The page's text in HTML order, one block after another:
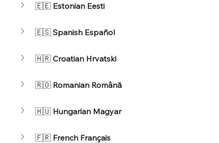
🇪🇪 Estonian Eesti
🇪🇸 Spanish Español
🇭🇷 Croatian Hrvatski
🇷🇴 Romanian Română
🇭🇺 Hungarian Magyar
🇫🇷 French Français